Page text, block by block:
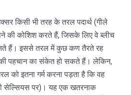
किसी भी तरह के तरल पदार्थ (गीले
की कोशिश करते हैं, जिसके लिए वे ब्लीच
हैं। इससे तरल में कुछ कण तैरते रह
पहचान का संकेत हो सकते हैं। लेकिन,
को इतना गर्म करना पड़ता है कि वह
सेल्सियस पर)। यह एक खतरनाक